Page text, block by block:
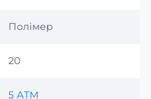
Полімер
20
5 ATM